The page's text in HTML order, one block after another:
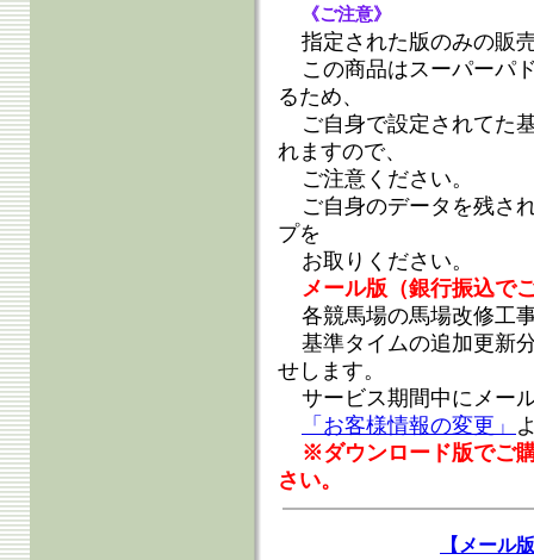
《ご注意》
指定された版のみの販
この商品はスーパーパ
るため、
ご自身で設定されてた
れますので、
ご注意ください。
ご自身のデータを残さ
プを
お取りください。
メール版（銀行振込で
各競馬場の馬場改修工
基準タイムの追加更新
せします。
サービス期間中にメー
「お客様情報の変更」
※ダウンロード版でご
さい。
【メール